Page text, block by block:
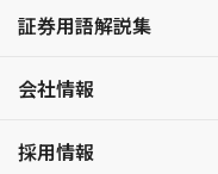
証券用語解説集
会社情報
採用情報